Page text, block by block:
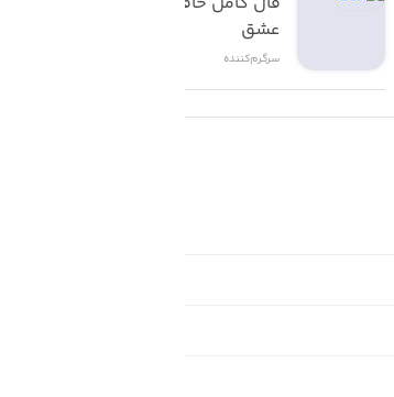
عشق
سرگرم‌کننده